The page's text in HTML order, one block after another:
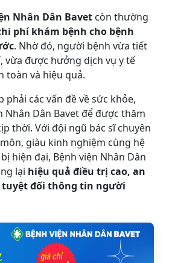
Nhân Dân Bavet còn thường
phí khám bệnh cho bệnh
. Nhờ đó, người bệnh vừa tiết
vừa được hưởng dịch vụ y tế
toàn và hiệu quả.
phải các vấn đề về sức khỏe,
Nhân Dân Bavet để được thăm
thời. Với đội ngũ bác sĩ chuyên
giàu kinh nghiệm cùng hệ
hiện đại, Bệnh viện Nhân Dân
lại hiệu quả điều trị cao, an
tuyệt đối thông tin người